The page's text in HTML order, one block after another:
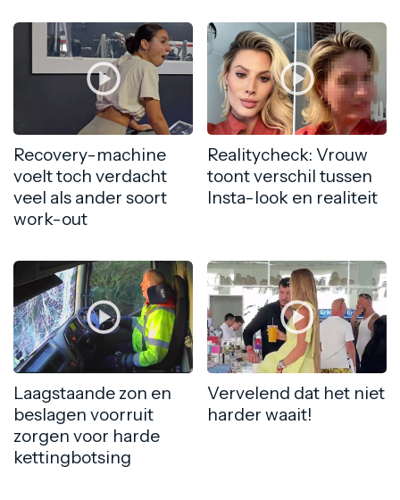
Recovery-machine
voelt toch verdacht
veel als ander soort
work-out
Realitycheck: Vrouw
toont verschil tussen
Insta-look en realiteit
Laagstaande zon en
beslagen voorruit
zorgen voor harde
kettingbotsing
Vervelend dat het niet
harder waait!